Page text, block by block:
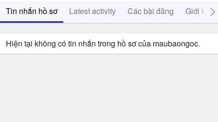
Tin nhắn hồ sơ Latest activity Các bài đăng Giới thiệu
Hiện tại không có tin nhắn trong hồ sơ của maubaongoc.